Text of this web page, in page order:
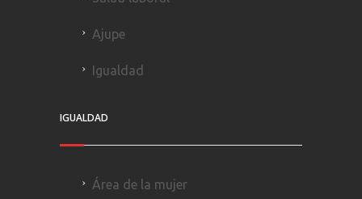
Ajupe
Igualdad
IGUALDAD
Área de la mujer